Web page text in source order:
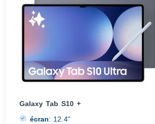
Galaxy Tab S10 +
écran: 12.4"